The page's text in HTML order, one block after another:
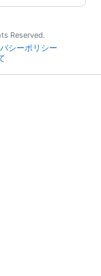
Reserved.
シーポリシー